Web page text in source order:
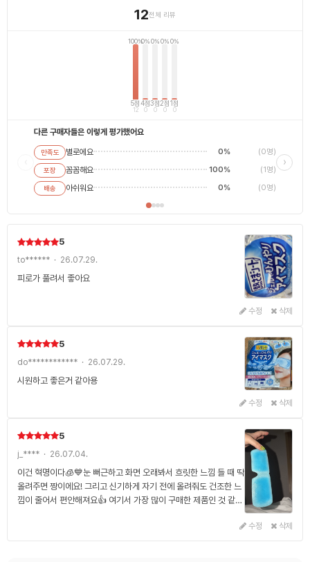
12전체 리뷰
100%
5점
12
0%
4점
0
0%
3점
0
0%
2점
0
0%
1점
0
다른 구매자들은 이렇게 평가했어요
만족도 별로에요 0% (0명)
포장 꼼꼼해요 100% (1명)
배송 아쉬워요 0% (0명)
별로에
평범해
›
5
to****** · 26.07.29.
피로가 풀려서 좋아요
수정 삭제
5
do************ · 26.07.29.
시원하고 좋은거 같아용
수정 삭제
5
j_**** · 26.07.04.
이건 혁명이다🧊💙눈 뻐근하고 화면 오래봐서 흐릿한 느낌 들 때 딱
올려주면 짱이에요! 그리고 신기하게 자기 전에 올려줘도 건조한 느
낌이 줄어서 편안해져요👍 여기서 가장 많이 구매한 제품인 것 같습
수정 삭제